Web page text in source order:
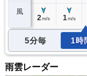
風
2 m/s 1 m/s
5分毎 1時
雨雲レーダー